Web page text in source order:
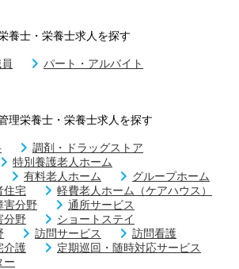
養士・栄養士求人を探す
パート・アルバイト
理栄養士・栄養士求人を探す
調剤・ドラッグストア
特別養護老人ホーム
有料老人ホーム
グループホーム
住宅
軽費老人ホーム（ケアハウス）
分野
通所サービス
分野
ショートステイ
訪問サービス
訪問看護
介護
定期巡回・随時対応サービス
ー